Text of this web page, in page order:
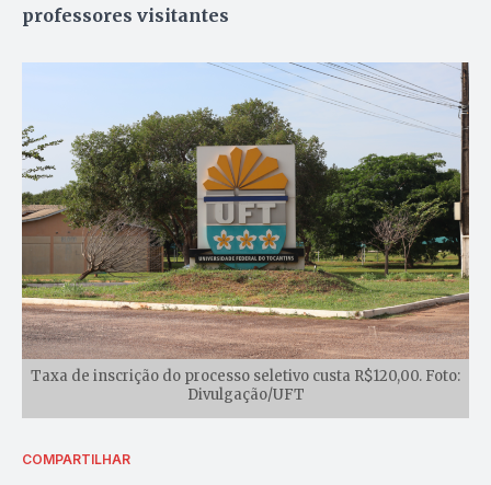
professores visitantes
Taxa de inscrição do processo seletivo custa R$120,00. Foto:
Divulgação/UFT
COMPARTILHAR